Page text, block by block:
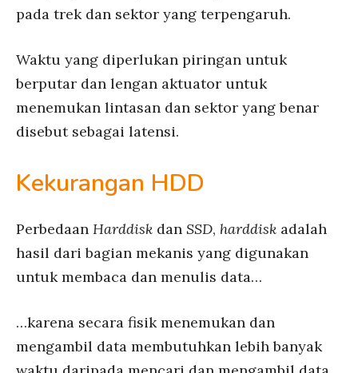
pada trek dan sektor yang terpengaruh.
Waktu yang diperlukan piringan untuk
berputar dan lengan aktuator untuk
menemukan lintasan dan sektor yang benar
disebut sebagai latensi.
Kekurangan HDD
Perbedaan Harddisk dan SSD, harddisk adalah
hasil dari bagian mekanis yang digunakan
untuk membaca dan menulis data…
…karena secara fisik menemukan dan
mengambil data membutuhkan lebih banyak